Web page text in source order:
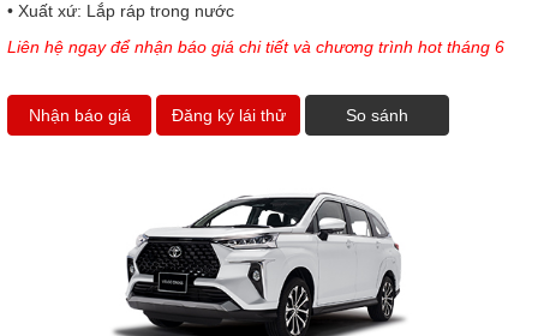
• Xuất xứ: Lắp ráp trong nước
Liên hệ ngay để nhận báo giá chi tiết và chương trình hot tháng 6
Nhận báo giá Đăng ký lái thử So sánh